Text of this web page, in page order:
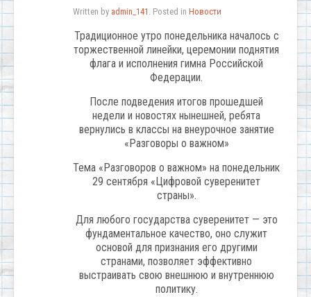
Written by admin_141 . Posted in Новости
Традиционное утро понедельника началось с
торжественной линейки, церемонии поднятия
флага и исполнения гимна Российской
Федерации.
После подведения итогов прошедшей
недели и новостях нынешней, ребята
вернулись в классы на внеурочное занятие
«Разговоры о важном»
Тема «Разговоров о важном» на понедельник
29 сентября «Цифровой суверенитет
страны».
Для любого государства суверенитет — это
фундаментальное качество, оно служит
основой для признания его другими
странами, позволяет эффективно
выстраивать свою внешнюю и внутреннюю
политику.